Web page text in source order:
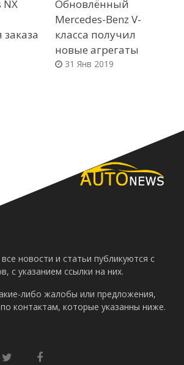
Обновлённый
Mercedes-Benz V-
класса получил
новые агрегаты
31 Янв 2019
новости и статьи публикуются с
с указанием ссылки на них.
либо жалобы или предложения,
контактам, которые указанны ниже.